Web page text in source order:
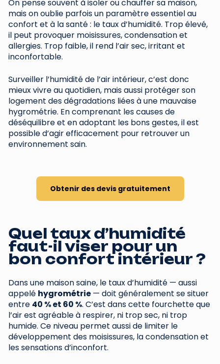
On pense souvent à isoler ou chauffer sa maison,
mais on oublie parfois un paramètre essentiel au
confort et à la santé : le taux d’humidité. Trop élevé,
il peut provoquer moisissures, condensation et
allergies. Trop faible, il rend l’air sec, irritant et
inconfortable.
Surveiller l’humidité de l’air intérieur, c’est donc
mieux vivre au quotidien, mais aussi protéger son
logement des dégradations liées à une mauvaise
hygrométrie. En comprenant les causes de
déséquilibre et en adoptant les bons gestes, il est
possible d’agir efficacement pour retrouver un
environnement sain.
Obtenir des devis gratuitement
Quel taux d’humidité
faut-il viser pour un
bon confort intérieur ?
Dans une maison saine, le taux d’humidité — aussi
appelé hygrométrie — doit généralement se situer
entre 40 % et 60 %. C’est dans cette fourchette que
l’air est agréable à respirer, ni trop sec, ni trop
humide. Ce niveau permet aussi de limiter le
développement des moisissures, la condensation et
les sensations d’inconfort.